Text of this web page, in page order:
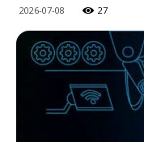
2026-07-08 27